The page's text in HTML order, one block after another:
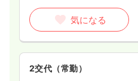
気になる
2交代（常勤）